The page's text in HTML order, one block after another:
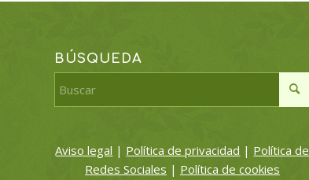
BÚSQUEDA
Aviso legal | Política de privacidad | Política de
Redes Sociales | Política de cookies